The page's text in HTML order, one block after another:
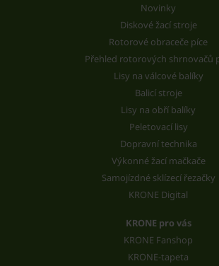
Novinky
Diskové žací stroje
Rotorové obraceče píce
Přehled rotorových shrnovačů
Lisy na válcové balíky
Balicí stroje
Lisy na obří balíky
Peletovací lisy
Dopravní technika
Výkonné žací mačkače
Samojízdné sklízecí řezačky
KRONE Digital
KRONE pro vás
KRONE Fanshop
KRONE-tapeta